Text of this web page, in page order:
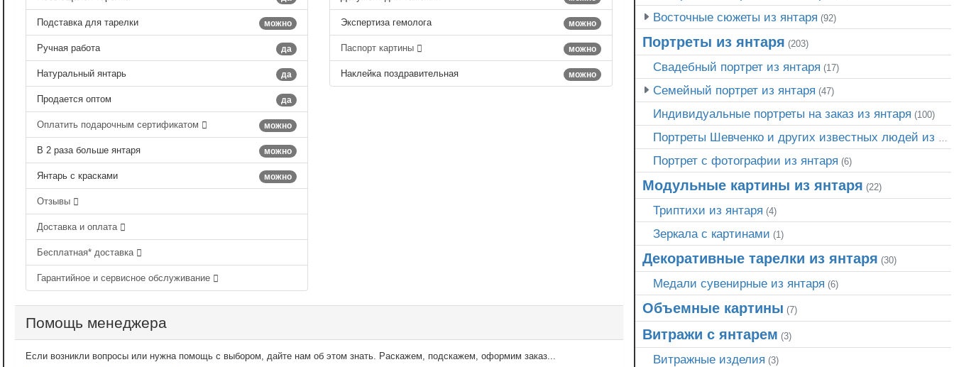
можно
Подставка для тарелки
да
Ручная работа
да
Натуральный янтарь
да
Продается оптом
можно
Оплатить подарочным сертификатом
можно
В 2 раза больше янтаря
можно
Янтарь с красками
Отзывы
Доставка и оплата
Бесплатная* доставка
Гарантийное и сервисное обслуживание
можно
Экспертиза гемолога
можно
Паспорт картины
можно
Наклейка поздравительная
Помощь менеджера
Если возникли вопросы или нужна помощь с выбором, дайте нам об этом знать. Раскажем, подскажем, оформим заказ...
Восточные сюжеты из янтаря (92)
Портреты из янтаря (203)
Свадебный портрет из янтаря (17)
Семейный портрет из янтаря (47)
Индивидуальные портреты на заказ из янтаря (100)
Портреты Шевченко и других известных людей из янтаря
Портрет c фотографии из янтаря (6)
Модульные картины из янтаря (22)
Триптихи из янтаря (4)
Зеркала с картинами (1)
Декоративные тарелки из янтаря (30)
Медали сувенирные из янтаря (6)
Объемные картины (7)
Витражи с янтарем (3)
Витражные изделия (3)